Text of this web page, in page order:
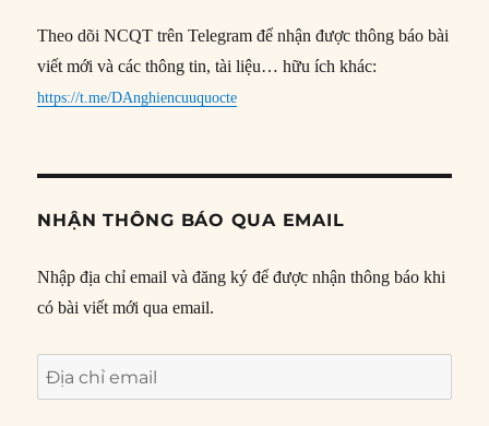
Theo dõi NCQT trên Telegram để nhận được thông báo bài
viết mới và các thông tin, tài liệu… hữu ích khác:
https://t.me/DAnghiencuuquocte
NHẬN THÔNG BÁO QUA EMAIL
Nhập địa chỉ email và đăng ký để được nhận thông báo khi
có bài viết mới qua email.
Địa
chỉ